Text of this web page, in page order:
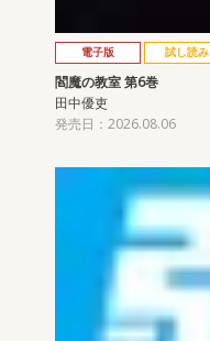
電子版 試し読み
閻魔の教室 第6巻
田中優吏
発売日：2026.08.06